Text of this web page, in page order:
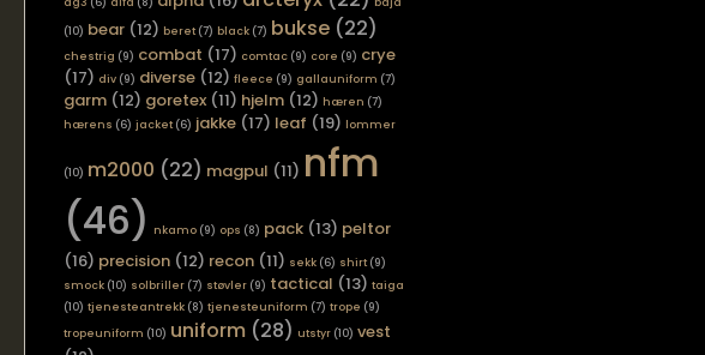
(10) bear (12) beret (7) black (7) bukse (22)
chestrig (9) combat (17) comtac (9) core (9) crye
(17) div (9) diverse (12) fleece (9) gallauniform (7)
garm (12) goretex (11) hjelm (12) hæren (7)
hærens (6) jacket (6) jakke (17) leaf (19) lommer
(10) m2000 (22) magpul (11) nfm
(46)
nkamo (9) ops (8) pack (13) peltor
(16) precision (12) recon (11) sekk (6) shirt (9)
smock (10) solbriller (7) støvler (9) tactical (13) taiga
(10) tjenesteantrekk (8) tjenesteuniform (7) trope (9)
tropeuniform (10) uniform (28) utstyr (10) vest